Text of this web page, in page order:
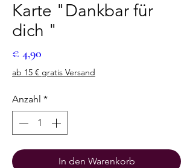
Karte "Dankbar für
dich "
€ 4,90
ab 15 € gratis Versand
Anzahl *
In den Warenkorb